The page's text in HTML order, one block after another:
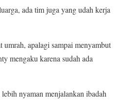
ada tim juga yang udah kerja
umrah, apalagi sampai menyambut
mengaku karena sudah ada
nyaman menjalankan ibadah